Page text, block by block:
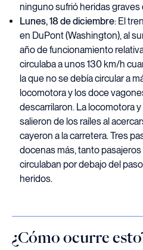
ninguno sufrió heridas graves
Lunes, 18 de diciembre: El
en DuPont (Washington), al
año de funcionamiento
circulaba a unos 130 km/h
la que no se debía circular a
locomotora y los doce
descarrilaron. La locomotora
salieron de los raíles al
cayeron a la carretera. Tres
docenas más, tanto
circulaban por debajo del
heridos.
¿Cómo ocurre